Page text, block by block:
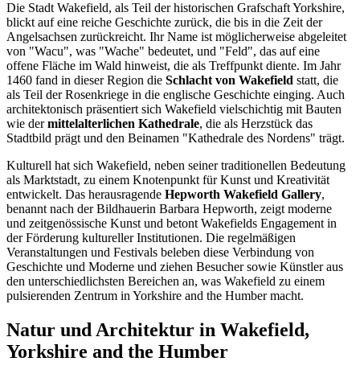
Die Stadt Wakefield, als Teil der historischen Grafschaft Yorkshire,
blickt auf eine reiche Geschichte zurück, die bis in die Zeit der
Angelsachsen zurückreicht. Ihr Name ist möglicherweise abgeleitet
von "Wacu", was "Wache" bedeutet, und "Feld", das auf eine
offene Fläche im Wald hinweist, die als Treffpunkt diente. Im Jahr
1460 fand in dieser Region die Schlacht von Wakefield statt, die
als Teil der Rosenkriege in die englische Geschichte einging. Auch
architektonisch präsentiert sich Wakefield vielschichtig mit Bauten
wie dermittelalterlichen Kathedrale, die als Herzstück das
Stadtbild prägt und den Beinamen "Kathedrale des Nordens" trägt.
Kulturell hat sich Wakefield, neben seiner traditionellen Bedeutung
als Marktstadt, zu einem Knotenpunkt für Kunst und Kreativität
entwickelt. Das herausragende Hepworth Wakefield Gallery,
benannt nach der Bildhauerin Barbara Hepworth, zeigt moderne
und zeitgenössische Kunst und betont Wakefields Engagement in
der Förderung kultureller Institutionen. Die regelmäßigen
Veranstaltungen und Festivals beleben diese Verbindung von
Geschichte und Moderne und ziehen Besucher sowie Künstler aus
den unterschiedlichsten Bereichen an, was Wakefield zu einem
pulsierenden Zentrum in Yorkshire and the Humber macht.
Natur und Architektur in Wakefield,
Yorkshire and the Humber